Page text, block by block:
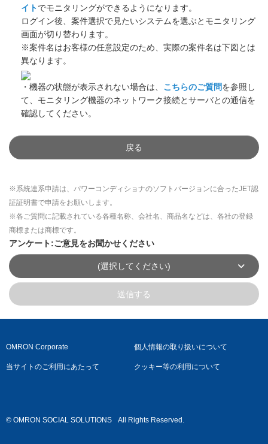
イトでモニタリングができるようになります。
ログイン後、案件選択で見たいシステムを選ぶとモニタリング
画面が切り替わります。
※案件名はお客様の任意設定のため、実際の案件名は下図とは
異なります。
・機器の状態が表示されない場合は、 こちらのご質問を参照し
て、モニタリング機器のネットワーク接続とサーバとの通信を
確認してください。
戻る
※系統連系申請は、パワーコンディショナのソフトバージョンに合ったJET認
証証明書で申請をお願いします。
※各ご質問に記載されている各種名称、会社名、商品名などは、各社の登録
商標または商標です。
アンケート:ご意見をお聞かせください
(選択してください)
送信する
OMRON Corporate 個人情報の取り扱いについて
当サイトのご利用にあたって クッキー等の利用について
© OMRON SOCIAL SOLUTIONS All Rights Reserved.